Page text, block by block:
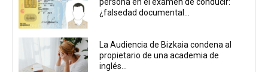
¿falsedad documental...
La Audiencia de Bizkaia condena al
propietario de una academia de
inglés...